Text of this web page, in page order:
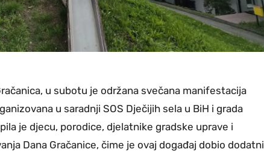
u subotu je održana svečana manifestacija
u saradnji SOS Dječijih sela u BiH i grada
je djecu, porodice, djelatnike gradske uprave i
Dana Gračanice, čime je ovaj događaj dobio dodatni